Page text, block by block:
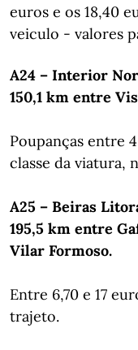
euros e os 18,40
veiculo - valores
A24 – Interior
150,1 km entre
Poupanças entre
classe da viatura,
A25 – Beiras
195,5 km entre
Vilar Formoso.
Entre 6,70 e 17
trajeto.